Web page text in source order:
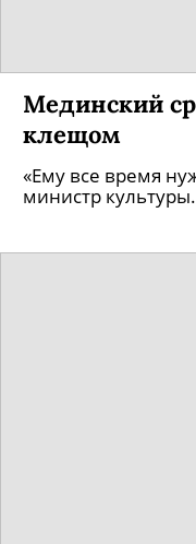
Мединский
клещом
«Ему все время
министр культуры.